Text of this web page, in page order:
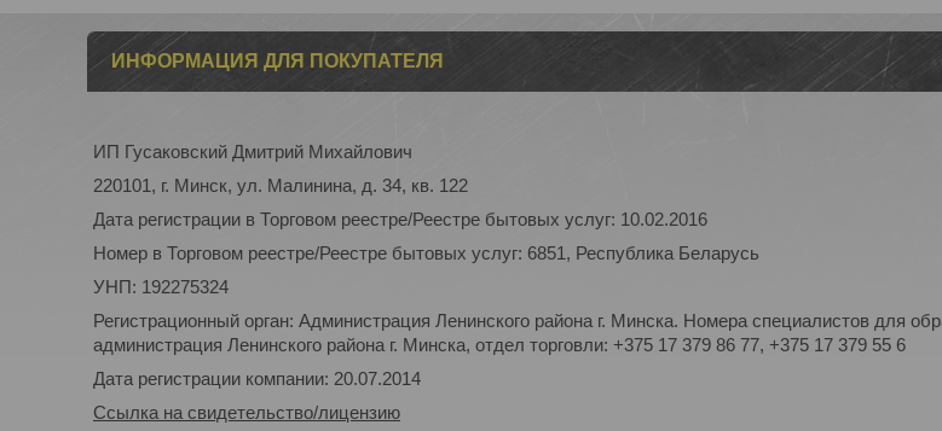
ИНФОРМАЦИЯ ДЛЯ ПОКУПАТЕЛЯ
ИП Гусаковский Дмитрий Михайлович
220101, г. Минск, ул. Малинина, д. 34, кв. 122
Дата регистрации в Торговом реестре/Реестре бытовых услуг: 10.02.2016
Номер в Торговом реестре/Реестре бытовых услуг: 6851, Республика Беларусь
УНП: 192275324
Регистрационный орган: Администрация Ленинского района г. Минска. Номера специалистов для
администрация Ленинского района г. Минска, отдел торговли: +375 17 379 86 77, +375 17 379 55 6
Дата регистрации компании: 20.07.2014
Ссылка на свидетельство/лицензию